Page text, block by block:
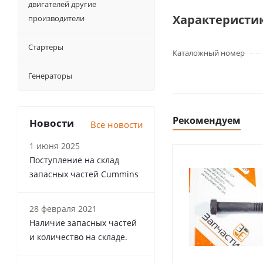
Каталожный номер
Рекомендуем
двигателей другие
производители
Стартеры
Генераторы
Новости Все новости
1 июня 2025
Поступление на склад
запасных частей Cummins
28 февраля 2021
Наличие запасных частей
и количество на складе.